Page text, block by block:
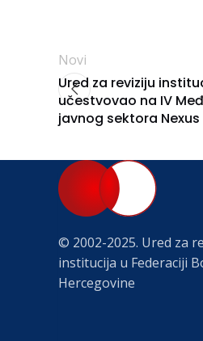
Novi
Ured za reviziju
učestvovao na IV
javnog sektora Nexus
© 2002-2025. Ured za
institucija u Federaciji
Hercegovine